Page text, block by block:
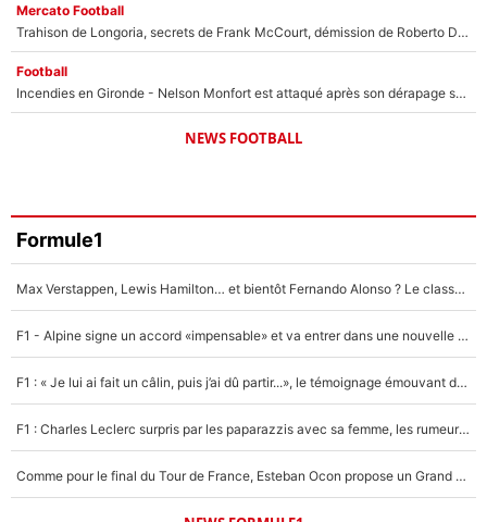
Mercato Football
Trahison de Longoria, secrets de Frank McCourt, démission de Roberto De Zerbi : Medhi Benatia se lâche sur son départ de l'OM et fait d'importantes révélations
Football
Incendies en Gironde - Nelson Monfort est attaqué après son dérapage sur CNews : «Et lui, il prend combien pour parler dans un studio climatisé?»
NEWS FOOTBALL
Formule1
Max Verstappen, Lewis Hamilton… et bientôt Fernando Alonso ? Le classement des pilotes les mieux payés en Formule 1 risque de changer !
F1 - Alpine signe un accord «impensable» et va entrer dans une nouvelle dimension : Grande nouvelle pour Pierre Gasly !
F1 : « Je lui ai fait un câlin, puis j’ai dû partir...», le témoignage émouvant de Max Verstappen sur sa fille
F1 : Charles Leclerc surpris par les paparazzis avec sa femme, les rumeurs étaient vraies !
Comme pour le final du Tour de France, Esteban Ocon propose un Grand Prix de Formule 1 à Paris : «Autour de l’Arc de Triomphe, ce serait génial» !